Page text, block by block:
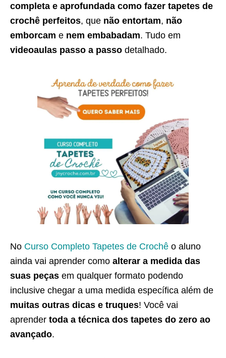
completa e aprofundada como fazer tapetes de
crochê perfeitos, que não entortam, não
emborcam e nem embabadam. Tudo em
videoaulas passo a passo detalhado.
No Curso Completo Tapetes de Crochê o aluno
ainda vai aprender como alterar a medida das
suas peças em qualquer formato podendo
inclusive chegar a uma medida específica além de
muitas outras dicas e truques! Você vai
aprender toda a técnica dos tapetes do zero ao
avançado.